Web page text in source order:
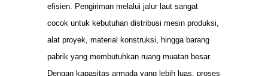
efisien. Pengiriman melalui jalur laut sangat
cocok untuk kebutuhan distribusi mesin produksi,
alat proyek, material konstruksi, hingga barang
pabrik yang membutuhkan ruang muatan besar.
Dengan kapasitas armada yang lebih luas, proses